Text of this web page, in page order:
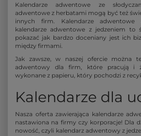
Kalendarze adwentowe ze
adwentowe z herbatami mogą być też
innych firm. Kalendarze adwentowe
kalendarze adwentowe z jedzeniem to
pokazać jak bardzo doceniany jest ich
między firmami.
Jak zawsze, w naszej ofercie można
adwentowy dla firm, które pracują i
wykonane z papieru, który pochodzi z
Kalendarze dla
Nasza oferta zawierająca kalendarze
nastawiona na firmy czy korporacje! Dla
nowość, czyli kalendarz adwentowy z